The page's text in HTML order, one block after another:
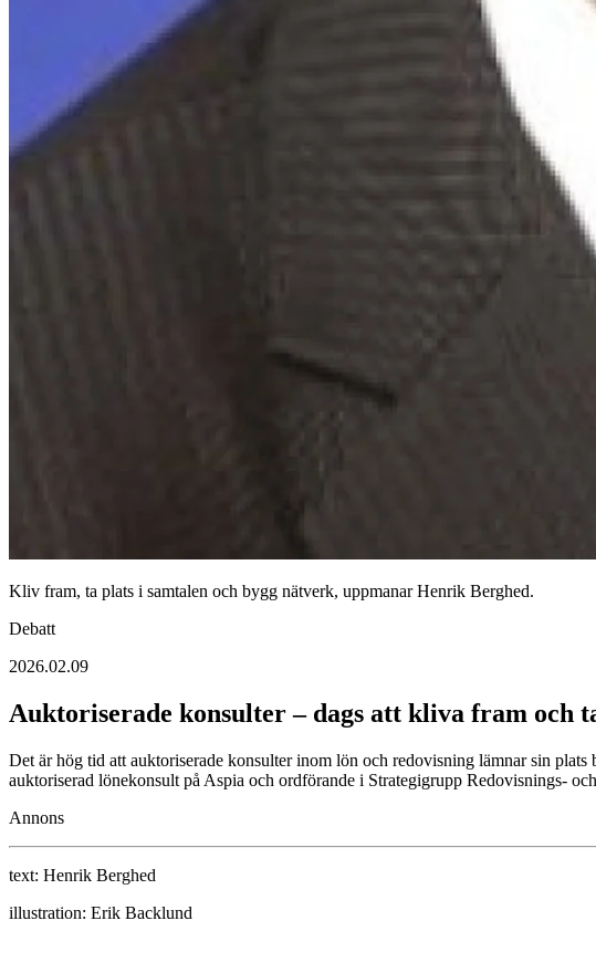
Kliv fram, ta plats i samtalen och bygg nätverk, uppmanar Henrik Berghed.
Debatt
2026.02.09
Auktoriserade konsulter – dags att kliva fram och
Det är hög tid att auktoriserade konsulter inom lön och redovisning lämnar sin
auktoriserad lönekonsult på Aspia och ordförande i Strategigrupp Redovisnings-
Annons
text: Henrik Berghed
illustration: Erik Backlund